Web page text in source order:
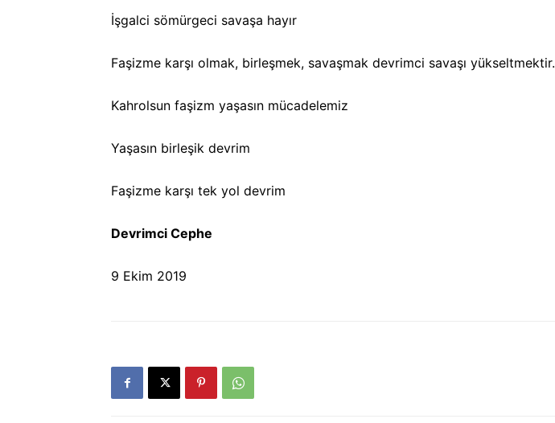
İşgalci sömürgeci savaşa hayır
Faşizme karşı olmak, birleşmek, savaşmak devrimci savaşı yükseltmektir.
Kahrolsun faşizm yaşasın mücadelemiz
Yaşasın birleşik devrim
Faşizme karşı tek yol devrim
Devrimci Cephe
9 Ekim 2019